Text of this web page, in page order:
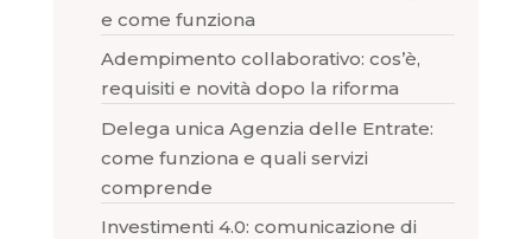
e come funziona
Adempimento collaborativo: cos’è,
requisiti e novità dopo la riforma
Delega unica Agenzia delle Entrate:
come funziona e quali servizi
comprende
Investimenti 4.0: comunicazione di